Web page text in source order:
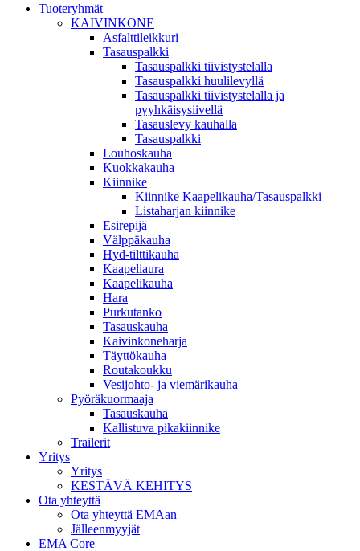
Tuoteryhmät
KAIVINKONE
Asfalttileikkuri
Tasauspalkki
Tasauspalkki tiivistystelalla
Tasauspalkki huulilevyllä
Tasauspalkki tiivistystelalla ja
pyyhkäisysiivellä
Tasauslevy kauhalla
Tasauspalkki
Louhoskauha
Kuokkakauha
Kiinnike
Kiinnike Kaapelikauha/Tasauspalkki
Listaharjan kiinnike
Esirepijä
Välppäkauha
Hyd-tilttikauha
Kaapeliaura
Kaapelikauha
Hara
Purkutanko
Tasauskauha
Kaivinkoneharja
Täyttökauha
Routakoukku
Vesijohto- ja viemärikauha
Pyöräkuormaaja
Tasauskauha
Kallistuva pikakiinnike
Trailerit
Yritys
Yritys
KESTÄVÄ KEHITYS
Ota yhteyttä
Ota yhteyttä EMAan
Jälleenmyyjät
EMA Core